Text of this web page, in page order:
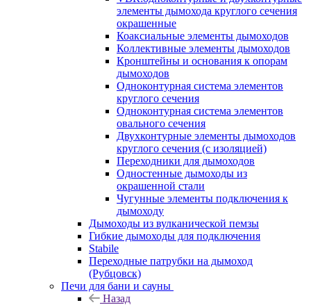
элементы дымохода круглого сечения
окрашенные
Коаксиальные элементы дымоходов
Коллективные элементы дымоходов
Кронштейны и основания к опорам
дымоходов
Одноконтурная система элементов
круглого сечения
Одноконтурная система элементов
овального сечения
Двухконтурные элементы дымоходов
круглого сечения (с изоляцией)
Переходники для дымоходов
Одностенные дымоходы из
окрашенной стали
Чугунные элементы подключения к
дымоходу
Дымоходы из вулканической пемзы
Гибкие дымоходы для подключения
Stabile
Переходные патрубки на дымоход
(Рубцовск)
Печи для бани и сауны
Назад